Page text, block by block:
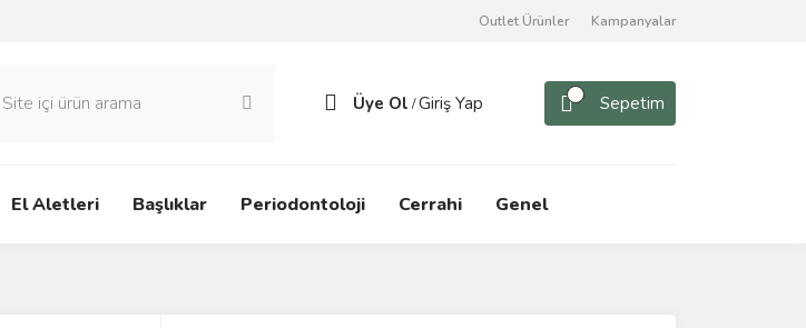
Outlet Ürünler Kampanyalar
Üye Ol /Giriş Yap Sepetim
El Aletleri Başlıklar Periodontoloji Cerrahi Genel